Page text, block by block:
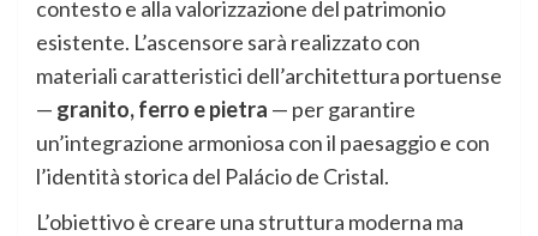
contesto e alla valorizzazione del patrimonio
esistente. L’ascensore sarà realizzato con
materiali caratteristici dell’architettura portuense
— granito, ferro e pietra — per garantire
un’integrazione armoniosa con il paesaggio e con
l’identità storica del Palácio de Cristal.
L’obiettivo è creare una struttura moderna ma